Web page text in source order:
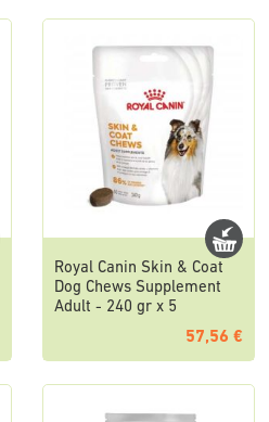
Royal Canin Skin & Coat
Dog Chews Supplement
Adult - 240 gr x 5
57,56 €